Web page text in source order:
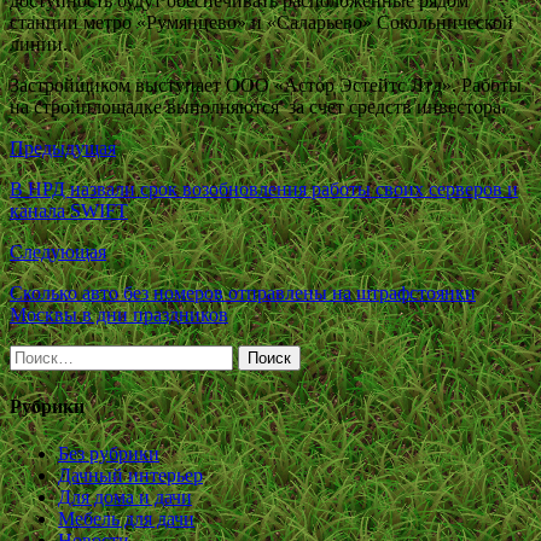
станции метро «Румянцево» и «Саларьево» Сокольнической
линии.
Застройщиком выступает ООО «Астор Эстейтс Лтд». Работы
на стройплощадке выполняются за счет средств инвестора.
Предыдущая
В НРД назвали срок возобновления работы своих серверов и
канала SWIFT
Следующая
Сколько авто без номеров отправлены на штрафстоянки
Москвы в дни праздников
Найти:
Рубрики
Без рубрики
Дачный интерьер
Для дома и дачи
Мебель для дачи